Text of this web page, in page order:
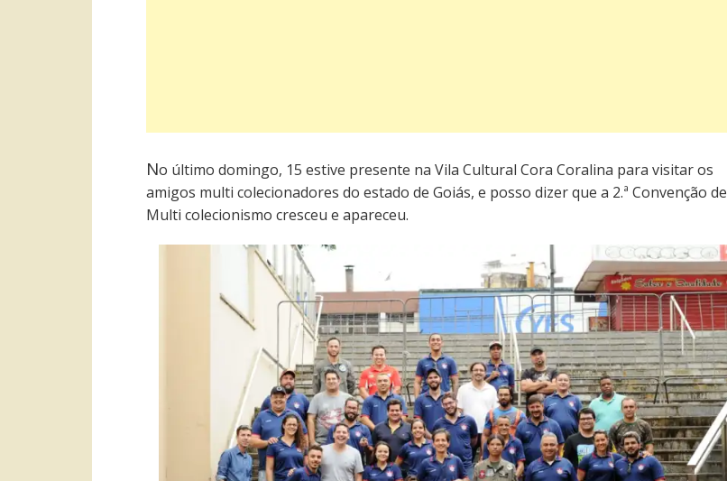
No último domingo, 15 estive presente na Vila Cultural Cora Coralina para visitar os
amigos multi colecionadores do estado de Goiás, e posso dizer que a 2.ª Convenção de
Multi colecionismo cresceu e apareceu.